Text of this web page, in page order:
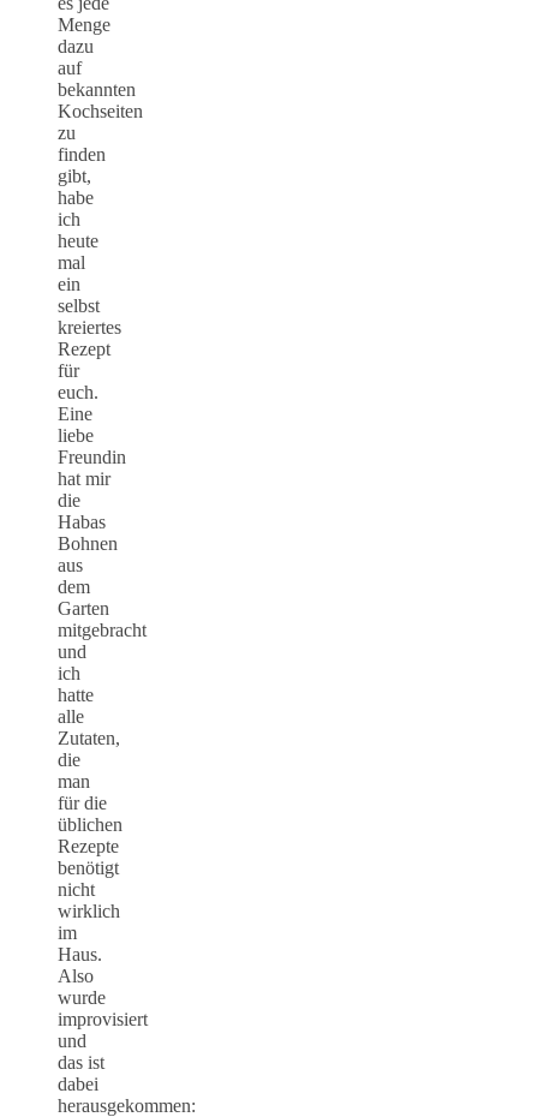
Menge
dazu
auf
bekannten
Kochseiten
zu
finden
gibt,
habe
ich
heute
mal
ein
selbst
kreiertes
Rezept
für
euch.
Eine
liebe
Freundin
hat mir
die
Habas
Bohnen
aus
dem
Garten
mitgebracht
und
ich
hatte
alle
Zutaten,
die
man
für die
üblichen
Rezepte
benötigt
nicht
wirklich
im
Haus.
Also
wurde
improvisiert
und
das ist
dabei
herausgekommen: